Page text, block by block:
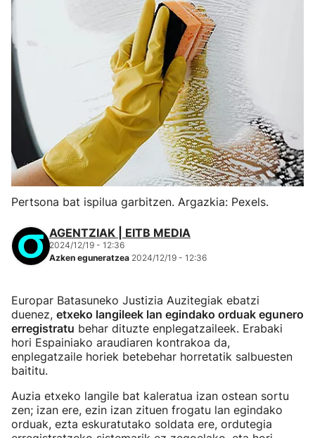
Pertsona bat ispilua garbitzen. Argazkia: Pexels.
AGENTZIAK | EITB MEDIA
2024/12/19 - 12:36
Azken eguneratzea 2024/12/19 - 12:36
Europar Batasuneko Justizia Auzitegiak ebatzi
duenez, etxeko langileek lan egindako orduak egunero
erregistratu behar dituzte enplegatzaileek. Erabaki
hori Espainiako araudiaren kontrakoa da,
enplegatzaile horiek betebehar horretatik salbuesten
baititu.
Auzia etxeko langile bat kaleratua izan ostean sortu
zen; izan ere, ezin izan zituen frogatu lan egindako
orduak, ezta eskuratutako soldata ere, ordutegia